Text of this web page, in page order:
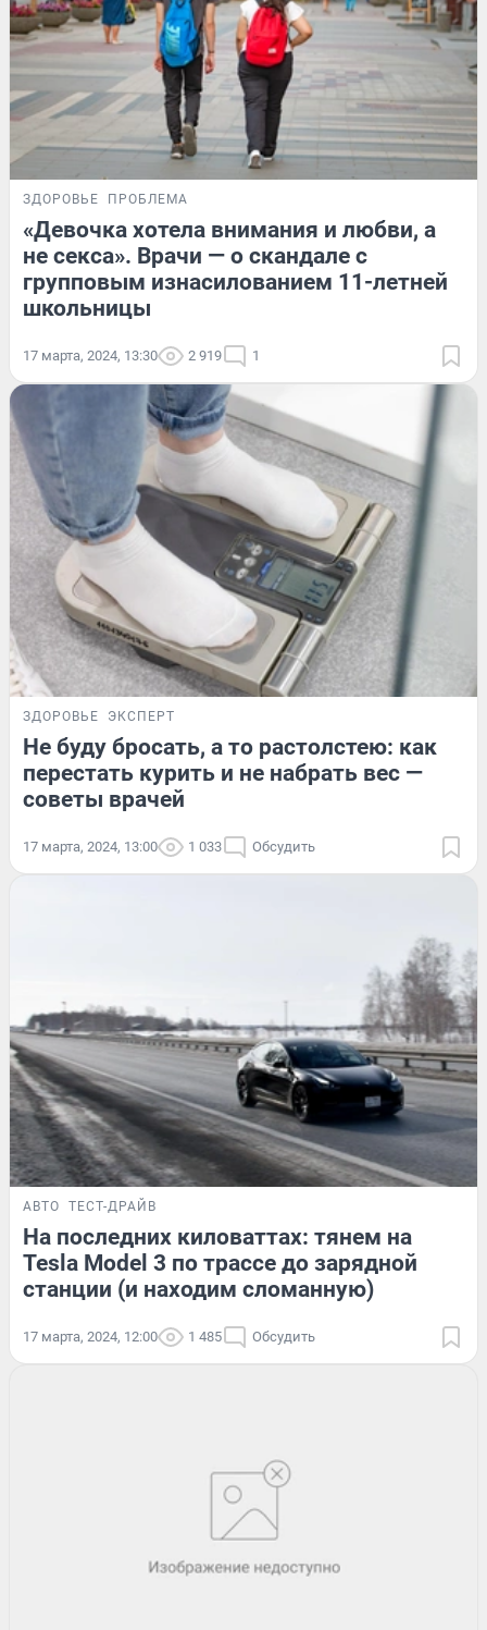
ЗДОРОВЬЕ ПРОБЛЕМА
«Девочка хотела внимания и любви, а
не секса». Врачи — о скандале с
групповым изнасилованием 11-летней
школьницы
17 марта, 2024, 13:30 2 919 1
ЗДОРОВЬЕ ЭКСПЕРТ
Не буду бросать, а то растолстею: как
перестать курить и не набрать вес —
советы врачей
17 марта, 2024, 13:00 1 033 Обсудить
АВТО ТЕСТ-ДРАЙВ
На последних киловаттах: тянем на
Tesla Model 3 по трассе до зарядной
станции (и находим сломанную)
17 марта, 2024, 12:00 1 485 Обсудить